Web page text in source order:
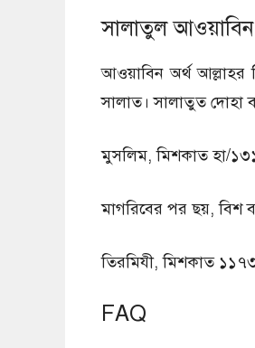
সালাতুল আওয়াবিন
আওয়াবিন অর্থ আল্লাহর
সালাত। সালাতুত দোহা
মুসলিম, মিশকাত হা/
মাগরিবের পর ছয়, বিশ
তিরমিযী, মিশকাত
FAQ